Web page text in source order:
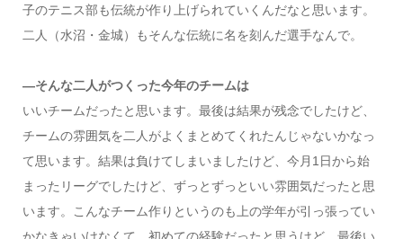
子のテニス部も伝統が作り上げられていくんだなと思います。
二人（水沼・金城）もそんな伝統に名を刻んだ選手なんで。
―そんな二人がつくった今年のチームは
いいチームだったと思います。最後は結果が残念でしたけど、
チームの雰囲気を二人がよくまとめてくれたんじゃないかなっ
て思います。結果は負けてしまいましたけど、今月1日から始
まったリーグでしたけど、ずっとずっといい雰囲気だったと思
います。こんなチーム作りというのも上の学年が引っ張ってい